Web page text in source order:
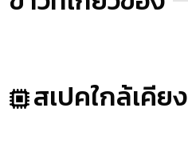
สเปคใกล้เคียง